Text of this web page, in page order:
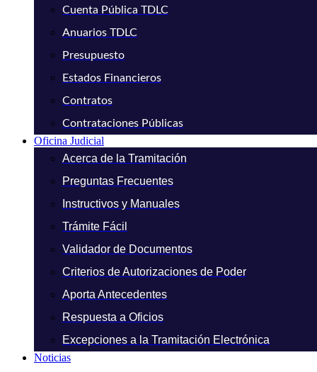
Cuenta Pública TDLC
Anuarios TDLC
Presupuesto
Estados Financieros
Contratos
Contrataciones Públicas
Oficina Judicial
Acerca de la Tramitación
Preguntas Frecuentes
Instructivos y Manuales
Trámite Fácil
Validador de Documentos
Criterios de Autorizaciones de Poder
Aporta Antecedentes
Respuesta a Oficios
Excepciones a la Tramitación Electrónica
Noticias